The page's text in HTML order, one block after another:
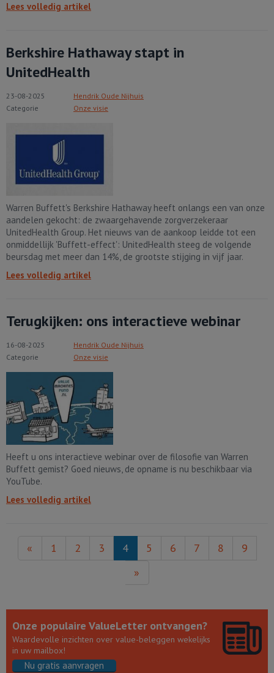
Lees volledig artikel
Berkshire Hathaway stapt in
UnitedHealth
23-08-2025
Hendrik Oude Nijhuis
Categorie
Onze visie
Warren Buffett's Berkshire Hathaway heeft onlangs een van onze
aandelen gekocht: de zwaargehavende zorgverzekeraar
UnitedHealth Group. Het nieuws van de aankoop leidde tot een
onmiddellijk 'Buffett-effect': UnitedHealth steeg de volgende
beursdag met meer dan 14%, de grootste stijging in vijf jaar.
Lees volledig artikel
Terugkijken: ons interactieve webinar
16-08-2025
Hendrik Oude Nijhuis
Categorie
Onze visie
Heeft u ons interactieve webinar over de filosofie van Warren
Buffett gemist? Goed nieuws, de opname is nu beschikbaar via
YouTube.
Lees volledig artikel
« 1 2 3 4 5 6 7 8
9
»
Onze populaire ValueLetter ontvangen?
Waardevolle inzichten over value-beleggen wekelijks
in uw mailbox!
Nu gratis aanvragen